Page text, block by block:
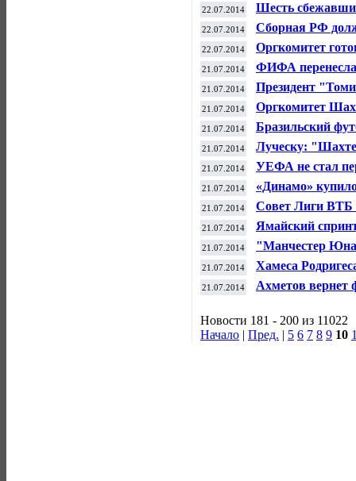
22.07.2014
Шесть
продолжить
22.07.2014
Сборная РФ
места в
22.07.2014
Оргкомитет
сборные,
21.07.2014
ФИФА перенесла
выбора хозяев
21.07.2014
Президент
отставку, и.о.
21.07.2014
Оргкомитет
женской
21.07.2014
Бразильский
выступать за
21.07.2014
Луческу:
из-за отказа
21.07.2014
УЕФА не стал
"Копенгагена"
21.07.2014 «Динамо»
21.07.2014
Совет Лиги ВТБ
количество
21.07.2014
Ямайский
Копакабана
21.07.2014
"Манчестер
несколько
21.07.2014 Хамеса
21.07.2014 Ахметов вернет
Новости 181 - 200 из 11022
Начало | Пред. | 5 6 7 8 9 10